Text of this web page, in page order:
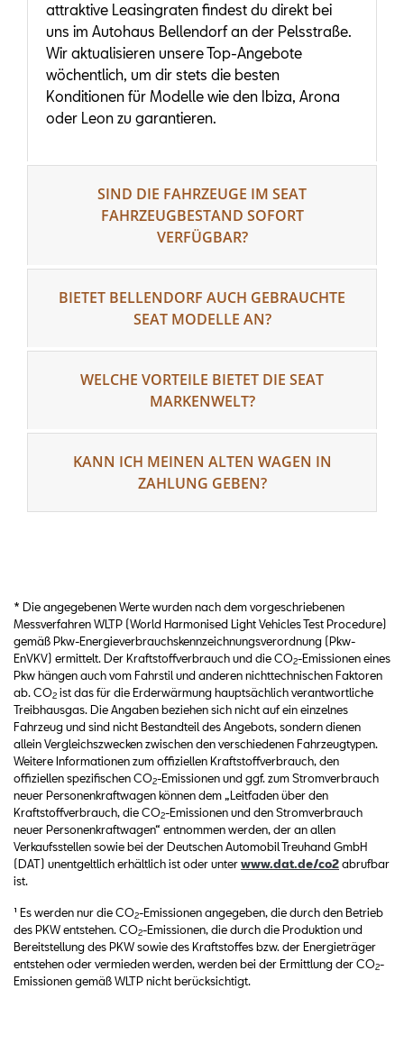
attraktive Leasingraten findest du direkt bei
uns im Autohaus Bellendorf an der Pelsstraße.
Wir aktualisieren unsere Top-Angebote
wöchentlich, um dir stets die besten
Konditionen für Modelle wie den Ibiza, Arona
oder Leon zu garantieren.
SIND DIE FAHRZEUGE IM SEAT
FAHRZEUGBESTAND SOFORT
VERFÜGBAR?
BIETET BELLENDORF AUCH GEBRAUCHTE
SEAT MODELLE AN?
WELCHE VORTEILE BIETET DIE SEAT
MARKENWELT?
KANN ICH MEINEN ALTEN WAGEN IN
ZAHLUNG GEBEN?
* Die angegebenen Werte wurden nach dem vorgeschriebenen
Messverfahren WLTP (World Harmonised Light Vehicles Test Procedure)
gemäß Pkw-Energieverbrauchskennzeichnungsverordnung (Pkw-
EnVKV) ermittelt. Der Kraftstoffverbrauch und die CO2-Emissionen eines
Pkw hängen auch vom Fahrstil und anderen nichttechnischen Faktoren
ab. CO2 ist das für die Erderwärmung hauptsächlich verantwortliche
Treibhausgas. Die Angaben beziehen sich nicht auf ein einzelnes
Fahrzeug und sind nicht Bestandteil des Angebots, sondern dienen
allein Vergleichszwecken zwischen den verschiedenen Fahrzeugtypen.
Weitere Informationen zum offiziellen Kraftstoffverbrauch, den
offiziellen spezifischen CO2-Emissionen und ggf. zum Stromverbrauch
neuer Personenkraftwagen können dem „Leitfaden über den
Kraftstoffverbrauch, die CO2-Emissionen und den Stromverbrauch
neuer Personenkraftwagen“ entnommen werden, der an allen
Verkaufsstellen sowie bei der Deutschen Automobil Treuhand GmbH
(DAT) unentgeltlich erhältlich ist oder unterwww.dat.de/co2abrufbar
ist.
¹ Es werden nur die CO2-Emissionen angegeben, die durch den Betrieb
des PKW entstehen. CO2-Emissionen, die durch die Produktion und
Bereitstellung des PKW sowie des Kraftstoffes bzw. der Energieträger
entstehen oder vermieden werden, werden bei der Ermittlung der CO2-
Emissionen gemäß WLTP nicht berücksichtigt.